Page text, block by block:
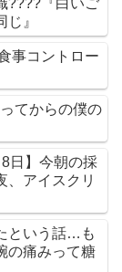
』
事コントロー
てからの僕の
8日】今朝の採
、アイスクリ
という話…も
の痛みって糖